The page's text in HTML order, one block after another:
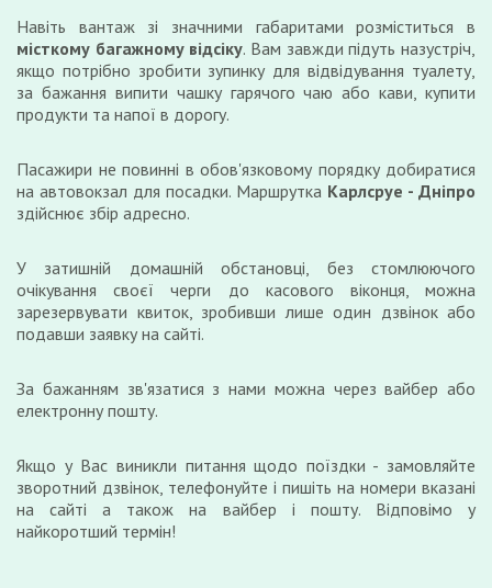
Навіть вантаж зі значними габаритами розміститься в
місткому багажному відсіку. Вам завжди підуть назустріч,
якщо потрібно зробити зупинку для відвідування туалету,
за бажання випити чашку гарячого чаю або кави, купити
продукти та напої в дорогу.
Пасажири не повинні в обов'язковому порядку добиратися
на автовокзал для посадки. Маршрутка Карлсруе - Дніпро
здійснює збір адресно.
У затишній домашній обстановці, без стомлюючого
очікування своєї черги до касового віконця, можна
зарезервувати квиток, зробивши лише один дзвінок або
подавши заявку на сайті.
За бажанням зв'язатися з нами можна через вайбер або
електронну пошту.
Якщо у Вас виникли питання щодо поїздки - замовляйте
зворотний дзвінок, телефонуйте і пишіть на номери вказані
на сайті а також на вайбер і пошту. Відповімо у
найкоротший термін!